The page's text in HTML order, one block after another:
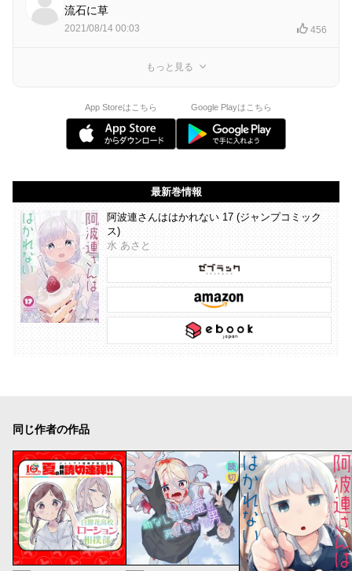
流石に草
2021/08/14 00:03 456
もっと見る
App Storeはこちら Google Playはこちら
最新巻情報
阿波連さんははかれない 17 (ジャンプコミック
ス)
水 あさと
同じ作者の作品